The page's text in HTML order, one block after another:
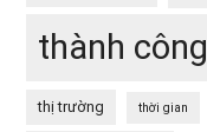
thành công
thị trường thời gian